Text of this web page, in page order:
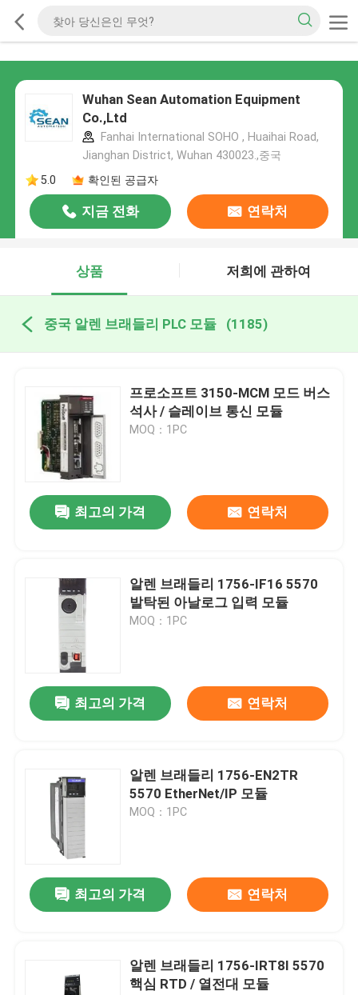
Wuhan Sean Automation Equipment
Co.,Ltd
Fanhai International SOHO , Huaihai Road,
Jianghan District, Wuhan 430023.,중국
5.0
확인된 공급자
지금 전화 연락처
상품 저희에 관하여
중국 알렌 브래들리 PLC 모듈 (1185)
프로소프트 3150-MCM 모드 버스
석사 / 슬레이브 통신 모듈
MOQ：1PC
최고의 가격 연락처
알렌 브래들리 1756-IF16 5570
발탁된 아날로그 입력 모듈
MOQ：1PC
최고의 가격 연락처
알렌 브래들리 1756-EN2TR
5570 EtherNet/IP 모듈
MOQ：1PC
최고의 가격 연락처
알렌 브래들리 1756-IRT8I 5570
핵심 RTD / 열전대 모듈